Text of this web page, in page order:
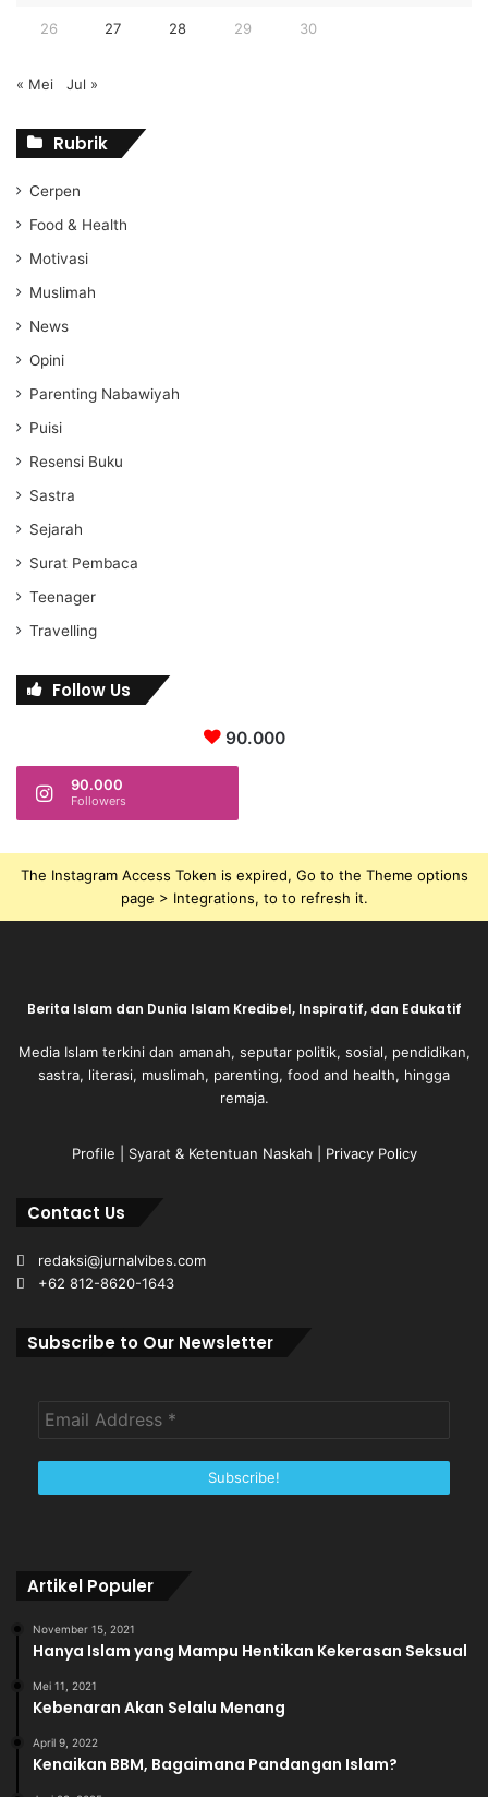
26 27 28 29 30
« Mei Jul »
Rubrik
Cerpen
Food & Health
Motivasi
Muslimah
News
Opini
Parenting Nabawiyah
Puisi
Resensi Buku
Sastra
Sejarah
Surat Pembaca
Teenager
Travelling
Follow Us
90.000
90.000
Followers
The Instagram Access Token is expired, Go to the Theme options
page > Integrations, to to refresh it.
Berita Islam dan Dunia Islam Kredibel, Inspiratif, dan Edukatif
Media Islam terkini dan amanah, seputar politik, sosial, pendidikan,
sastra, literasi, muslimah, parenting, food and health, hingga
remaja.
Profile Syarat & Ketentuan Naskah Privacy Policy
Contact Us
redaksi@jurnalvibes.com
+62 812-8620-1643
Subscribe to Our Newsletter
Artikel Populer
November 15, 2021
Hanya Islam yang Mampu Hentikan Kekerasan Seksual
Mei 11, 2021
Kebenaran Akan Selalu Menang
April 9, 2022
Kenaikan BBM, Bagaimana Pandangan Islam?